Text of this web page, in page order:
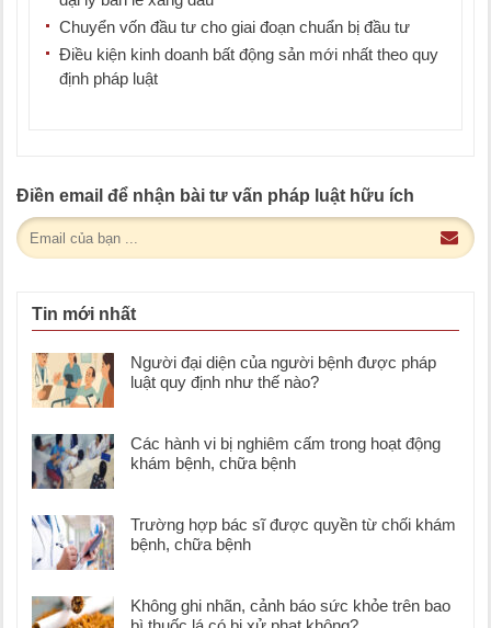
Chuyển vốn đầu tư cho giai đoạn chuẩn bị đầu tư
Điều kiện kinh doanh bất động sản mới nhất theo quy
định pháp luật
Điền email để nhận bài tư vấn pháp luật hữu ích
Tin mới nhất
Người đại diện của người bệnh được pháp
luật quy định như thế nào?
Các hành vi bị nghiêm cấm trong hoạt động
khám bệnh, chữa bệnh
Trường hợp bác sĩ được quyền từ chối khám
bệnh, chữa bệnh
Không ghi nhãn, cảnh báo sức khỏe trên bao